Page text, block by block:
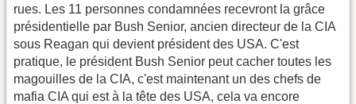
rues. Les 11 personnes condamnées recevront la grâce
présidentielle par Bush Senior, ancien directeur de la CIA
sous Reagan qui devient président des USA. C'est
pratique, le président Bush Senior peut cacher toutes les
magouilles de la CIA, c'est maintenant un des chefs de
mafia CIA qui est à la tête des USA, cela va encore